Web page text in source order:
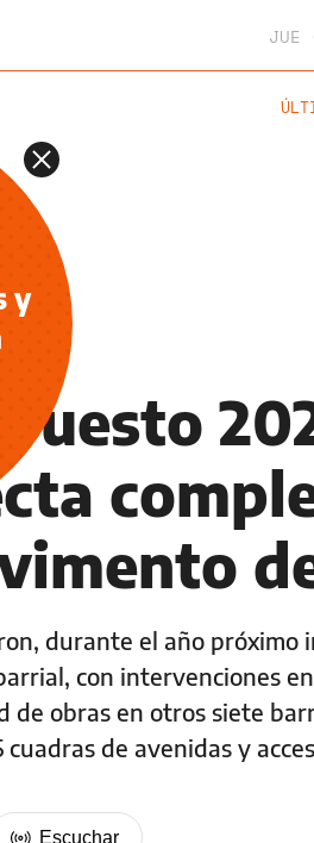
JUE
durante el año próximo
con intervenciones
de obras en otros siete
de avenidas y
y